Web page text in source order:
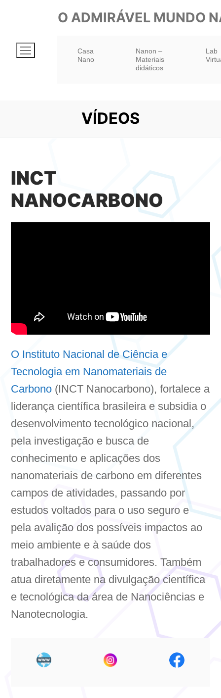
conteúdo
O ADMIRÁVEL MUNDO
Casa
Nano
Nanon –
Materiais
didáticos
Lab
VÍDEOS
INCT
NANOCARBONO
O Instituto Nacional de Ciência e
Tecnologia em Nanomateriais de
Carbono (INCT Nanocarbono), fortalece a
liderança científica brasileira e subsidia o
desenvolvimento tecnológico nacional,
pela investigação e busca de
conhecimento e aplicações dos
nanomateriais de carbono em diferentes
campos de atividades, passando por
estudos voltados para o uso seguro e
pela avalição dos possíveis impactos ao
meio ambiente e à saúde dos
trabalhadores e consumidores. Também
atua diretamente na divulgação científica
e tecnológica da área de Nanociências e
Nanotecnologia.